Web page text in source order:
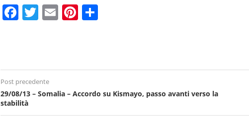
Facebook
Twitter
EmailPinterest
Post precedente
29/08/13 – Somalia – Accordo su Kismayo, passo avanti verso la
stabilità